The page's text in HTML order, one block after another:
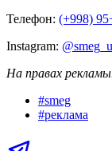
Телефон: (+998)
Instagram:
На правах
#smeg
#реклама